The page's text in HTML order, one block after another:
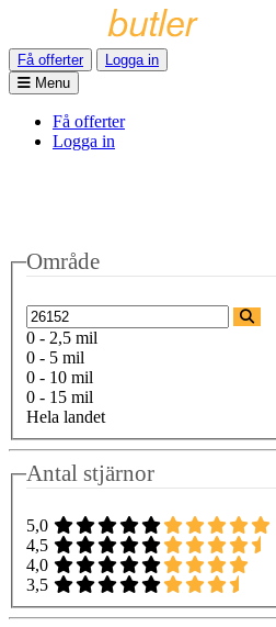
Få offerter
Logga in
Menu
Få offerter
Logga in
Område
0 - 2,5 mil
0 - 5 mil
0 - 10 mil
0 - 15 mil
Hela landet
Antal stjärnor
5,0
4,5
4,0
3,5